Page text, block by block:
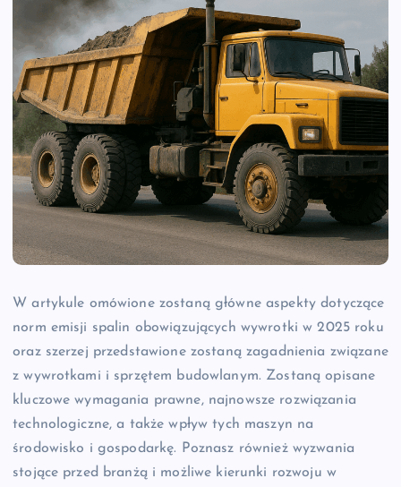
W artykule omówione zostaną główne aspekty dotyczące
norm emisji spalin obowiązujących wywrotki w 2025 roku
oraz szerzej przedstawione zostaną zagadnienia związane
z wywrotkami i sprzętem budowlanym. Zostaną opisane
kluczowe wymagania prawne, najnowsze rozwiązania
technologiczne, a także wpływ tych maszyn na
środowisko i gospodarkę. Poznasz również wyzwania
stojące przed branżą i możliwe kierunki rozwoju w